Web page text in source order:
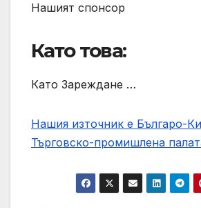
Нашият спонсор
Като това:
Като Зареждане …
Нашия източник е Българо-
Търговско-промишлена